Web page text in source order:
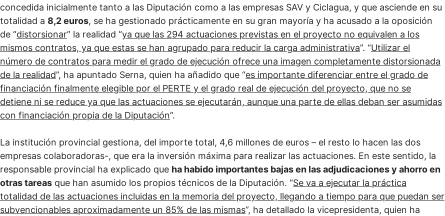
concedida inicialmente tanto a las Diputación como a las empresas SAV y Ciclagua, y que asciende en su
totalidad a 8,2 euros, se ha gestionado prácticamente en su gran mayoría y ha acusado a la oposición
de “distorsionar” la realidad “ya que las 294 actuaciones previstas en el proyecto no equivalen a los
mismos contratos, ya que estas se han agrupado para reducir la carga administrativa”. “Utilizar el
número de contratos para medir el grado de ejecución ofrece una imagen completamente distorsionada
de la realidad”, ha apuntado Serna, quien ha añadido que “es importante diferenciar entre el grado de
financiación finalmente elegible por el PERTE y el grado real de ejecución del proyecto, que no se
detiene ni se reduce ya que las actuaciones se ejecutarán, aunque una parte de ellas deban ser asumidas
con financiación propia de la Diputación”.
La institución provincial gestiona, del importe total, 4,6 millones de euros – el resto lo hacen las dos
empresas colaboradoras-, que era la inversión máxima para realizar las actuaciones. En este sentido, la
responsable provincial ha explicado que ha habido importantes bajas en las adjudicaciones y ahorro en
otras tareas que han asumido los propios técnicos de la Diputación. “Se va a ejecutar la práctica
totalidad de las actuaciones incluidas en la memoria del proyecto, llegando a tiempo para que puedan ser
subvencionables aproximadamente un 85% de las mismas”, ha detallado la vicepresidenta, quien ha